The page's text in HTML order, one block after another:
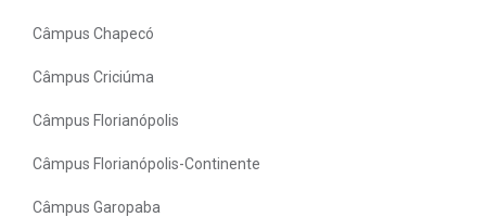
Câmpus Chapecó
Câmpus Criciúma
Câmpus Florianópolis
Câmpus Florianópolis-Continente
Câmpus Garopaba